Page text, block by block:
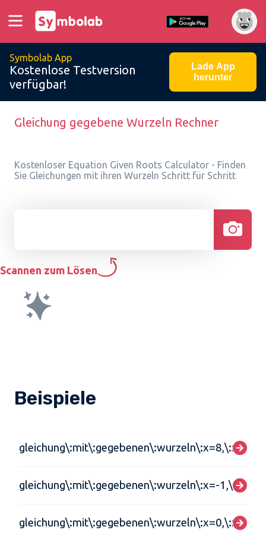
Symbolab App
Kostenlose Testversion
verfügbar!
Lade App
herunter
Gleichung gegebene Wurzeln Rechner
Kostenloser Equation Given Roots Calculator - Finden
Sie Gleichungen mit ihren Wurzeln Schritt für Schritt
Scannen zum Lösen
Beispiele
gleichung\:mit\:gegebenen\:wurzeln\:x=8,\:x=-3
gleichung\:mit\:gegebenen\:wurzeln\:x=-1,\:x=2i
gleichung\:mit\:gegebenen\:wurzeln\:x=0,\:x=3